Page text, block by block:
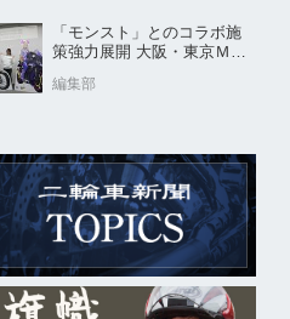
「モンスト」とのコラボ施
策強力展開 大阪・東京ＭＣ
編集部